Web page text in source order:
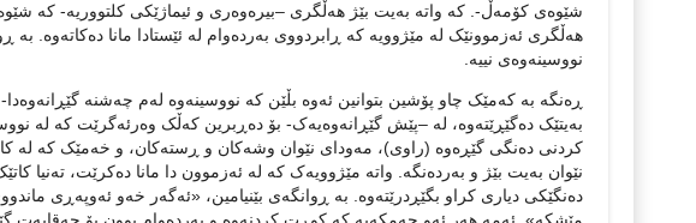
شێوەی کۆمەڵ-. کە واتە بەیت بێژ هەڵگری –بیرەوەری و ئیماژێکی کلتووریە- کە
هەڵگری ئەزموونێک لە مێژوویە کە ڕابردووی بەردەوام لە ئێستادا مانا دەکاتەوە.
نووسینەوەی نییە.
ڕەنگە بە کەمێک چاو پۆشین بتوانین ئەوە بڵێن کە نووسینەوە لەم چەشنە
بەیتێک دەگێڕێتەوە، لە –پێش گێڕانەوەیەک- بۆ دەڕبرین کەڵک وەرئەگرێت کە لە
کردنی دەنگی گێڕەوە (راوی)، مەودای نێوان وشەکان و ڕستەکان، و خەمێک کە لە
نێوان بەیت بێژ و بەردەنگە. واتە مێژوویەک کە لە ئەزموون دا مانا دەکرێت، تەنیا
دەنگێکی دیاری کراو بگێڕدرێتەوە. بە ڕوانگەی بێنیامین، «ئەگەر خەو ئەوپەڕی